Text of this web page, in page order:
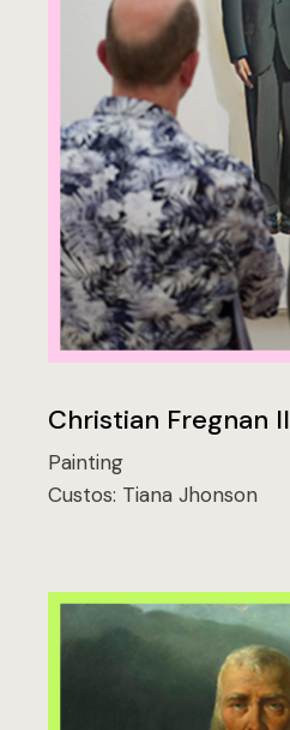
Christian Fregnan II
Painting
Custos: Tiana Jhonson